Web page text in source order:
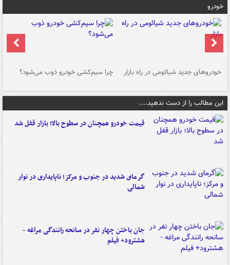
خودرو
خودروهای جدید شیائومی در راه بازار چرا سیم‌کشی خودرو ذوب می‌شود؟
این مطالب را از دست ندهید....
قیمت خودرو همچنان در سطوح بالا؛ بازار قفل شد
گرمای شدید در جنوب و مرکز؛ ناپایداری در نوار
شمالی
جان باختن چهار نفر در سانحه رانندگی مراغه -
هشترود+ فیلم